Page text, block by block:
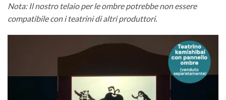
Nota: Il nostro telaio per le ombre potrebbe non essere
compatibile con i teatrini di altri produttori.